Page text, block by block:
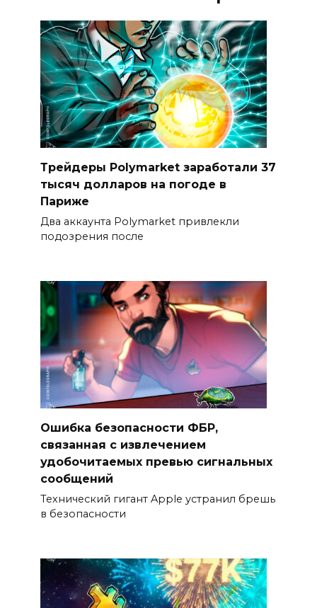
Трейдеры Polymarket заработали 37
тысяч долларов на погоде в
Париже
Два аккаунта Polymarket привлекли
подозрения после
Ошибка безопасности ФБР,
связанная с извлечением
удобочитаемых превью сигнальных
сообщений
Технический гигант Apple устранил брешь
в безопасности